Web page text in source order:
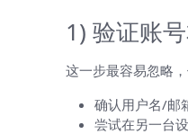
1) 验证账
这一步最容易忽略
确认用户名/邮
尝试在另一台